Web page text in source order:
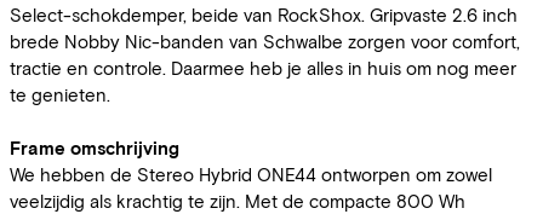
Select-schokdemper, beide van RockShox. Gripvaste 2.6 inch
brede Nobby Nic-banden van Schwalbe zorgen voor comfort,
tractie en controle. Daarmee heb je alles in huis om nog meer
te genieten.
Frame omschrijving
We hebben de Stereo Hybrid ONE44 ontworpen om zowel
veelzijdig als krachtig te zijn. Met de compacte 800 Wh